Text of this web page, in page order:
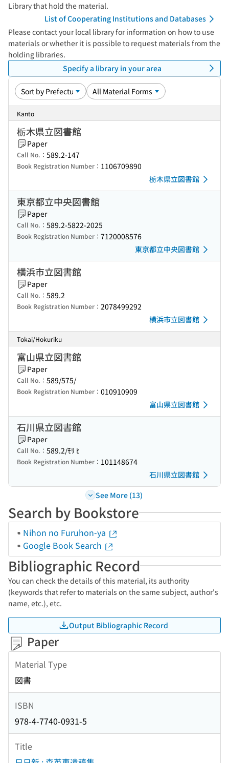
Library that hold the material.
List of Cooperating Institutions and Databases
Please contact your local library for information on how to use
materials or whether it is possible to request materials from the
holding libraries.
Specify a library in your area
Kanto
栃木県立図書館
Paper
Call No.： 589.2-147
Book Registration Number： 1106709890
栃木県立図書館
東京都立中央図書館
Paper
Call No.： 589.2-5822-2025
Book Registration Number： 7120008576
東京都立中央図書館
横浜市立図書館
Paper
Call No.： 589.2
Book Registration Number： 2078499292
横浜市立図書館
Tokai/Hokuriku
富山県立図書館
Paper
Call No.： 589/575/
Book Registration Number： 010910909
富山県立図書館
石川県立図書館
Paper
Call No.： 589.2/ﾓﾘ ﾋ
Book Registration Number： 101148674
石川県立図書館
See More (13)
Search by Bookstore
Nihon no Furuhon-ya
Google Book Search
Bibliographic Record
You can check the details of this material, its authority
(keywords that refer to materials on the same subject, author's
name, etc.), etc.
Output Bibliographic Record
Paper
Material Type
図書
ISBN
978-4-7740-0931-5
Title